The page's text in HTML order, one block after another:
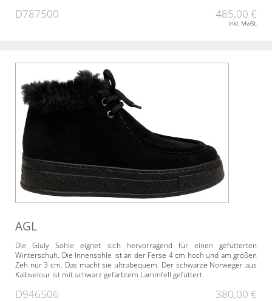
D787500 485,00 €
inkl. MwSt.
AGL
Die Giuly Sohle eignet sich hervorragend für einen gefütterten
Winterschuh. Die Innensohle ist an der Ferse 4 cm hoch und am großen
Zeh nur 3 cm. Das macht sie ultrabequem. Der schwarze Norweger aus
Kalbvelour ist mit schwarz gefärbtem Lammfell gefüttert.
D946506 380,00 €